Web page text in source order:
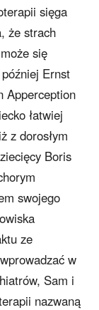
sięga
że strach
się
Ernst
Apperception
łatwiej
z dorosłym
Boris
swojego
ze
w
Sam i
nazwaną